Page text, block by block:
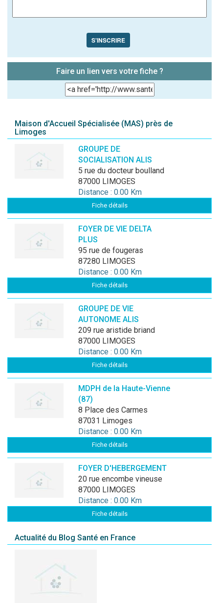
S'INSCRIRE
Faire un lien vers votre fiche ?
Maison d'Accueil Spécialisée (MAS) près de
Limoges
GROUPE DE
SOCIALISATION ALIS
5 rue du docteur boulland
87000 LIMOGES
Distance : 0.00 Km
Fiche détails
FOYER DE VIE DELTA
PLUS
95 rue de fougeras
87280 LIMOGES
Distance : 0.00 Km
Fiche détails
GROUPE DE VIE
AUTONOME ALIS
209 rue aristide briand
87000 LIMOGES
Distance : 0.00 Km
Fiche détails
MDPH de la Haute-Vienne
(87)
8 Place des Carmes
87031 Limoges
Distance : 0.00 Km
Fiche détails
FOYER D'HEBERGEMENT
20 rue encombe vineuse
87000 LIMOGES
Distance : 0.00 Km
Fiche détails
Actualité du Blog Santé en France